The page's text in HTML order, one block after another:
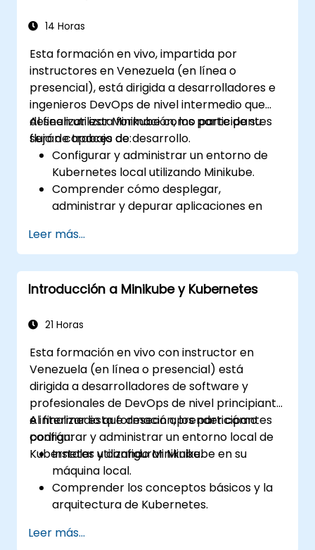
14 Horas
Esta formación en vivo, impartida por
instructores en Venezuela (en línea o
presencial), está dirigida a desarrolladores e
ingenieros DevOps de nivel intermedio que
deseen utilizar Minikube como parte de su
flujo de trabajo de desarrollo.
Al finalizar esta formación, los participantes
serán capaces de:
Configurar y administrar un entorno de
Kubernetes local utilizando Minikube.
Comprender cómo desplegar,
administrar y depurar aplicaciones en
Integrar Minikube en sus pipelines de
integración y despliegue continuos.
Optimizar su proceso de desarrollo
mediante las funciones avanzadas de
Aplicar buenas prácticas para el
Leer más...
Introducción a Minikube y Kubernetes
21 Horas
Esta formación en vivo con instructor en
Venezuela (en línea o presencial) está
dirigida a desarrolladores de software y
profesionales de DevOps de nivel principiante
e intermedio que desean aprender cómo
configurar y administrar un entorno local de
Kubernetes utilizando Minikube.
Al finalizar esta formación, los participantes
podrán:
Instalar y configurar Minikube en su
máquina local.
Comprender los conceptos básicos y la
arquitectura de Kubernetes.
usando kubectl y el panel de control de
Leer más...